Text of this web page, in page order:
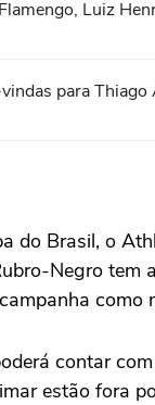
Luiz
para
do Brasil, o
Negro
contar
estão fora